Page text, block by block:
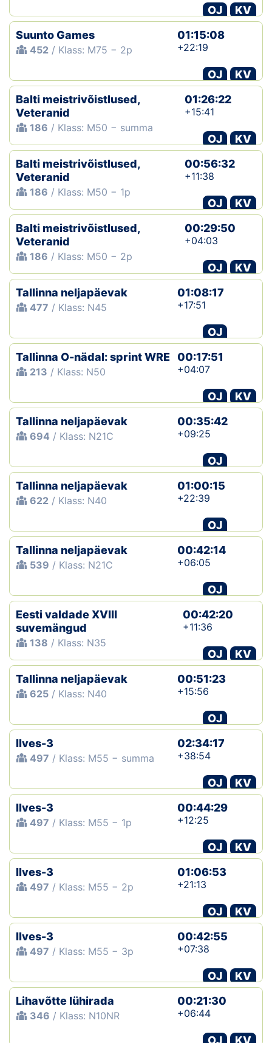
OJ
KV
Suunto Games
452 / Klass: M75 − 2p
01:15:08
+22:19
OJ
KV
Balti meistrivõistlused,
Veteranid
186 / Klass: M50 − summa
01:26:22
+15:41
OJ
KV
Balti meistrivõistlused,
Veteranid
186 / Klass: M50 − 1p
00:56:32
+11:38
OJ
KV
Balti meistrivõistlused,
Veteranid
186 / Klass: M50 − 2p
00:29:50
+04:03
OJ
KV
Tallinna neljapäevak
477 / Klass: N45
01:08:17
+17:51
OJ
Tallinna O-nädal: sprint WRE
213 / Klass: N50
00:17:51
+04:07
OJ
KV
Tallinna neljapäevak
694 / Klass: N21C
00:35:42
+09:25
OJ
Tallinna neljapäevak
622 / Klass: N40
01:00:15
+22:39
OJ
Tallinna neljapäevak
539 / Klass: N21C
00:42:14
+06:05
OJ
Eesti valdade XVIII
suvemängud
138 / Klass: N35
00:42:20
+11:36
OJ
KV
Tallinna neljapäevak
625 / Klass: N40
00:51:23
+15:56
OJ
Ilves-3
497 / Klass: M55 − summa
02:34:17
+38:54
OJ
KV
Ilves-3
497 / Klass: M55 − 1p
00:44:29
+12:25
OJ
KV
Ilves-3
497 / Klass: M55 − 2p
01:06:53
+21:13
OJ
KV
Ilves-3
497 / Klass: M55 − 3p
00:42:55
+07:38
OJ
KV
Lihavõtte lühirada
346 / Klass: N10NR
00:21:30
+06:44
OJ KV